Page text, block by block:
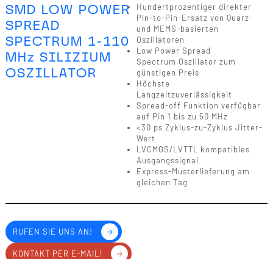
SMD LOW POWER
SPREAD
SPECTRUM 1-110
MHz SILIZIUM
OSZILLATOR
Hundertprozentiger direkter
Pin-to-Pin-Ersatz von Quarz-
und MEMS-basierten
Oszillatoren
Low Power Spread
Spectrum Oszillator zum
günstigen Preis
Höchste
Langzeitzuverlässigkeit
Spread-off Funktion verfügbar
auf Pin 1 bis zu 50 MHz
<30 ps Zyklus-zu-Zyklus Jitter-
Wert
LVCMOS/LVTTL kompatibles
Ausgangssignal
Express-Musterlieferung am
gleichen Tag
RUFEN SIE UNS AN!
KONTAKT PER E-MAIL!